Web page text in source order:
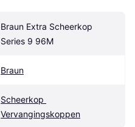
Braun Extra Scheerkop
Series 9 96M
Braun
Scheerkop
Vervangingskoppen